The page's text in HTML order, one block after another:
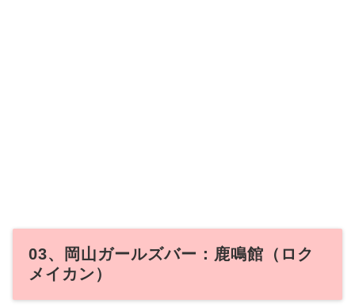
03、岡山ガールズバー：鹿鳴館（ロク
メイカン）